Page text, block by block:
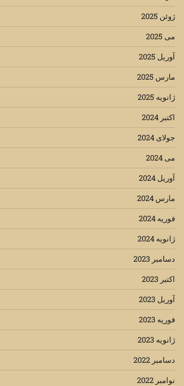
ژوئن 2025
می 2025
آوریل 2025
مارس 2025
ژانویه 2025
اکتبر 2024
جولای 2024
می 2024
آوریل 2024
مارس 2024
فوریه 2024
ژانویه 2024
دسامبر 2023
اکتبر 2023
آوریل 2023
فوریه 2023
ژانویه 2023
دسامبر 2022
نوامبر 2022